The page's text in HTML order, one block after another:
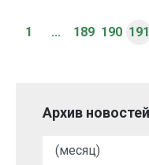
1 ... 189 190 191
Архив новостей